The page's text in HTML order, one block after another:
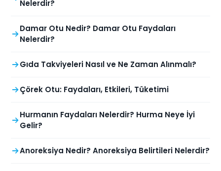
Nelerdir?
Damar Otu Nedir? Damar Otu Faydaları
Nelerdir?
Gıda Takviyeleri Nasıl ve Ne Zaman Alınmalı?
Çörek Otu: Faydaları, Etkileri, Tüketimi
Hurmanın Faydaları Nelerdir? Hurma Neye İyi
Gelir?
Anoreksiya Nedir? Anoreksiya Belirtileri Nelerdir?